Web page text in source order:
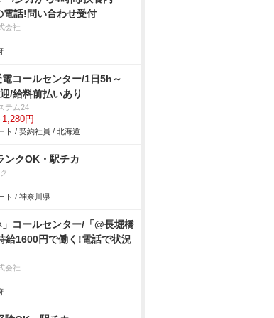
電話!問い合わせ受付
会社
コールセンター/1日5h～
/給料前払いあり
テム24
円
ト / 契約社員 / 北海道
ンクOK・駅チカ
ト / 神奈川県
」コールセンター/「@長堀橋
給1600円で働く!電話で状況
会社